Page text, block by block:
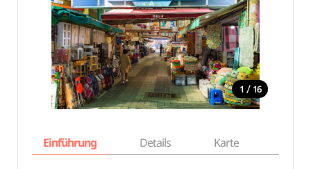
1 / 16
Einführung Details Karte